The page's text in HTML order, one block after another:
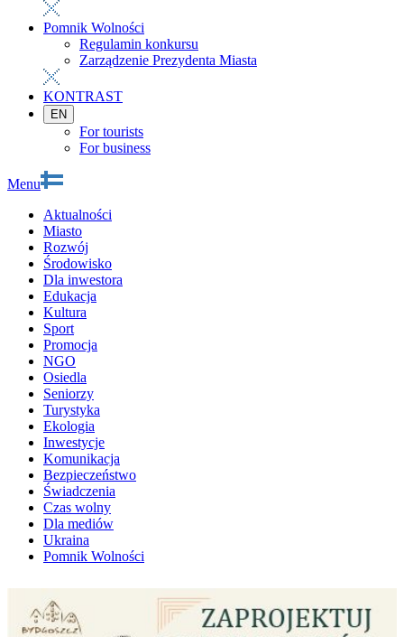
Pomnik Wolności
Regulamin konkursu
Zarządzenie Prezydenta Miasta
KONTRAST
EN
For tourists
For business
Menu
Aktualności
Miasto
Rozwój
Środowisko
Dla inwestora
Edukacja
Kultura
Sport
Promocja
NGO
Osiedla
Seniorzy
Turystyka
Ekologia
Inwestycje
Komunikacja
Bezpieczeństwo
Świadczenia
Czas wolny
Dla mediów
Ukraina
Pomnik Wolności